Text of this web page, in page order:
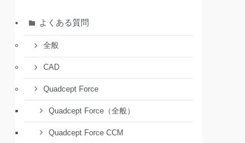
よくある質問
全般
CAD
Quadcept Force
Quadcept Force（全般）
Quadcept Force CCM